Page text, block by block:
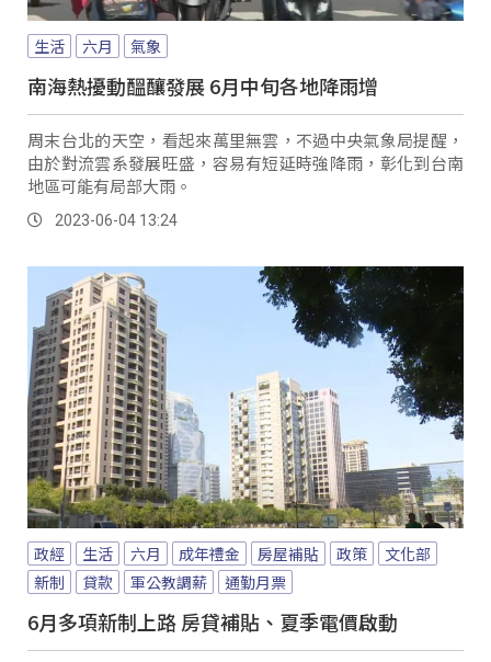
生活 六月 氣象
南海熱擾動醞釀發展 6月中旬各地降雨增
周末台北的天空，看起來萬里無雲，不過中央氣象局提醒，
由於對流雲系發展旺盛，容易有短延時強降雨，彰化到台南
地區可能有局部大雨。
2023-06-04 13:24
政經 生活 六月 成年禮金 房屋補貼 政策
文化部
新制
貸款 軍公教調薪 通勤月票
6月多項新制上路 房貸補貼、夏季電價啟動